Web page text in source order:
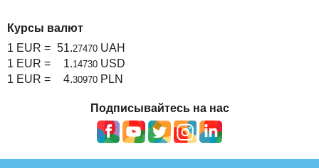
Курсы валют
1 EUR = 51.27470 UAH
1 EUR =
1.14730 USD
1 EUR =
4.30970 PLN
Подписывайтесь на нас